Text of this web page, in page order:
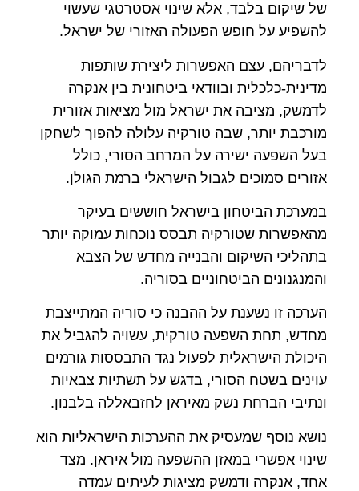
של שיקום בלבד, אלא שינוי אסטרטגי שעשוי
להשפיע על חופש הפעולה האזורי של ישראל.
לדבריהם, עצם האפשרות ליצירת שותפות
מדינית-כלכלית ובוודאי ביטחונית בין אנקרה
לדמשק, מציבה את ישראל מול מציאות אזורית
מורכבת יותר, שבה טורקיה עלולה להפוך לשחקן
בעל השפעה ישירה על המרחב הסורי, כולל
אזורים סמוכים לגבול הישראלי ברמת הגולן.
במערכת הביטחון בישראל חוששים בעיקר
מהאפשרות שטורקיה תבסס נוכחות עמוקה יותר
בתהליכי השיקום והבנייה מחדש של הצבא
והמנגנונים הביטחוניים בסוריה.
הערכה זו נשענת על ההבנה כי סוריה המתייצבת
מחדש, תחת השפעה טורקית, עשויה להגביל את
היכולת הישראלית לפעול נגד התבססות גורמים
עוינים בשטח הסורי, בדגש על תשתיות צבאיות
ונתיבי הברחת נשק מאיראן לחזבאללה בלבנון.
נושא נוסף שמעסיק את ההערכות הישראליות הוא
שינוי אפשרי במאזן ההשפעה מול איראן. מצד
אחד, אנקרה ודמשק מציגות לעיתים עמדה